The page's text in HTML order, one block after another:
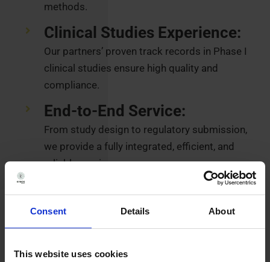
Consent Details About
This website uses cookies
methods.
Clinical Studies Experience:
Our partners’ proven track records in Phase I
clinical studies ensure high quality and
compliance.
End-to-End Service:
From study design to regulatory submission,
we provide a fully integrated, efficient, and
reliable service.
우리는 생물분석